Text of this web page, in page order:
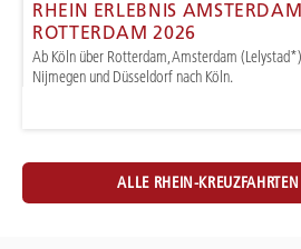
RHEIN ERLEBNIS
ROTTERDAM 2026
Ab Köln über Rotterdam, Amsterdam
Nijmegen und Düsseldorf nach Köln.
ALLE RHEIN-